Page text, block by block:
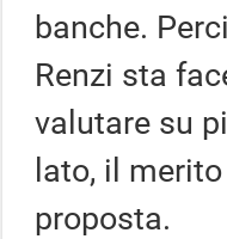
banche.
Renzi sta
valutare su
lato, il
proposta.